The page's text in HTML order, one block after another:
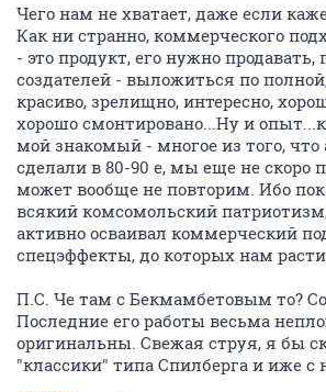
Чего нам не хватает, даже если
Как ни странно, коммерческого
- это продукт, его нужно продавать,
создателей - выложиться по
красиво, зрелищно, интересно,
хорошо смонтировано...Ну и
мой знакомый - многое из того,
сделали в 80-90 е, мы еще не скоро
может вообще не повторим. Ибо
всякий комсомольский
активно осваивал коммерческий
спецэффекты, до которых нам
П.С. Че там с Бекмамбетовым то?
Последние его работы весьма
оригинальны. Свежая струя, я бы
"классики" типа Спилберга и иже